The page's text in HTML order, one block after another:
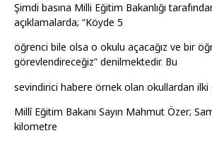
Şimdi basına Milli Eğitim Bakanlığı
açıklamalarda; “Köyde 5
öğrenci bile olsa o okulu açacağız ve bir
görevlendireceğiz” denilmektedir. Bu
sevindirici habere örnek olan okullardan ilki
Millî Eğitim Bakanı Sayın Mahmut Özer;
kilometre